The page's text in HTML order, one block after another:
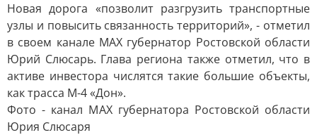
Новая дорога «позволит разгрузить транспортные
узлы и повысить связанность территорий», - отметил
в своем канале МАХ губернатор Ростовской области
Юрий Слюсарь. Глава региона также отметил, что в
активе инвестора числятся такие большие объекты,
как трасса М-4 «Дон».
Фото - канал МАХ губернатора Ростовской области
Юрия Слюсаря